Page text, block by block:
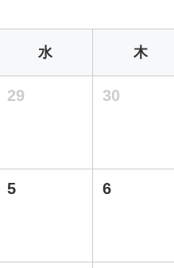
水 木
29 30
5 6